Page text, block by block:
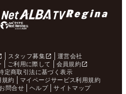
スタッフ募集
運営会社
ご利用に際して
会員規約
定商取引法に基づく表示
規約
マイページサービス利用規約
お問合せ ヘルプ サイトマップ